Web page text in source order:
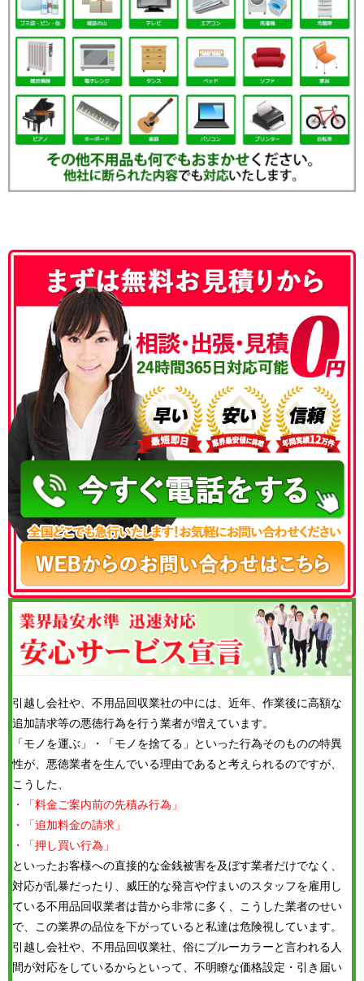
050-3186-4780
引越し会社や、不用品回収業社の中には、近年、作業後に高額な
追加請求等の悪徳行為を行う業者が増えています。
「モノを運ぶ」・「モノを捨てる」といった行為そのものの特異
性が、悪徳業者を生んでいる理由であると考えられるのですが、
こうした、
・「料金ご案内前の先積み行為」
・「追加料金の請求」
・「押し買い行為」
といったお客様への直接的な金銭被害を及ぼす業者だけでなく、
対応が乱暴だったり、威圧的な発言や佇まいのスタッフを雇用し
ている不用品回収業者は昔から非常に多く、こうした業者のせい
で、この業界の品位を下がっていると私達は危険視しています。
引越し会社や、不用品回収業社、俗にブルーカラーと言われる人
間が対応をしているからといって、不明瞭な価格設定・引き届い